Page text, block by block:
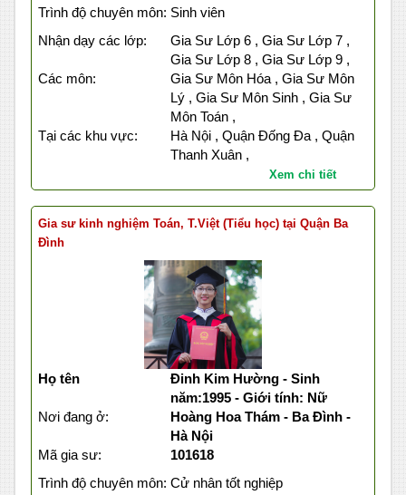
Trình độ chuyên môn: Sinh viên
Nhận dạy các lớp:
Gia Sư Lớp 6 , Gia Sư Lớp 7 ,
Gia Sư Lớp 8 , Gia Sư Lớp 9 ,
Các môn:
Gia Sư Môn Hóa , Gia Sư Môn
Lý , Gia Sư Môn Sinh , Gia Sư
Môn Toán ,
Tại các khu vực:
Hà Nội , Quận Đống Đa , Quận
Thanh Xuân ,
Xem chi tiết
Gia sư kinh nghiệm Toán, T.Việt (Tiểu học) tại Quận Ba
Đình
Họ tên
Đinh Kim Hường - Sinh
năm:1995 - Giới tính: Nữ
Nơi đang ở:
Hoàng Hoa Thám - Ba Đình -
Hà Nội
Mã gia sư:
101618
Trình độ chuyên môn: Cử nhân tốt nghiệp